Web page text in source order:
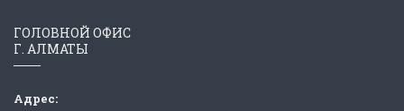
ГОЛОВНОЙ ОФИС
Г. АЛМАТЫ
Адрес: